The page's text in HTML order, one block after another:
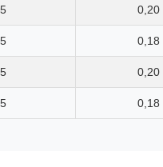
0,20
0,18
0,20
0,18